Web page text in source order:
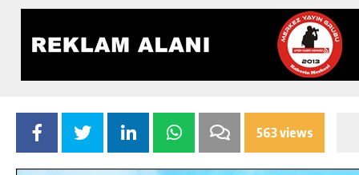
563 views